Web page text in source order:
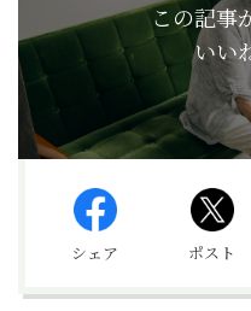
この記事
いい
シェア ポスト